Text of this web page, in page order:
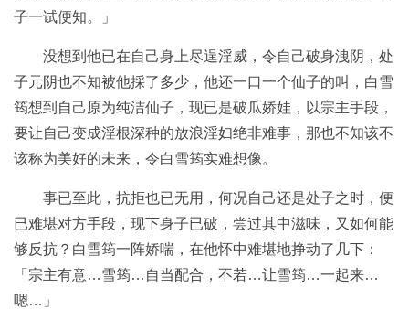
子一试便知。」
没想到他已在自己身上尽逞淫威，令自己破身洩阴，处
子元阴也不知被他採了多少，他还一口一个仙子的叫，白雪
筠想到自己原为纯洁仙子，现已是破瓜娇娃，以宗主手段，
要让自己变成淫根深种的放浪淫妇绝非难事，那也不知该不
该称为美好的未来，令白雪筠实难想像。
事已至此，抗拒也已无用，何况自己还是处子之时，便
已难堪对方手段，现下身子已破，尝过其中滋味，又如何能
够反抗？白雪筠一阵娇喘，在他怀中难堪地挣动了几下：
「宗主有意…雪筠…自当配合，不若…让雪筠…一起来…
嗯…」